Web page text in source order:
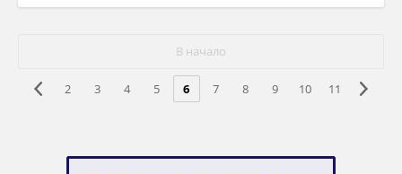
В начало
2 3 4 5 6 7 8 9 10 11